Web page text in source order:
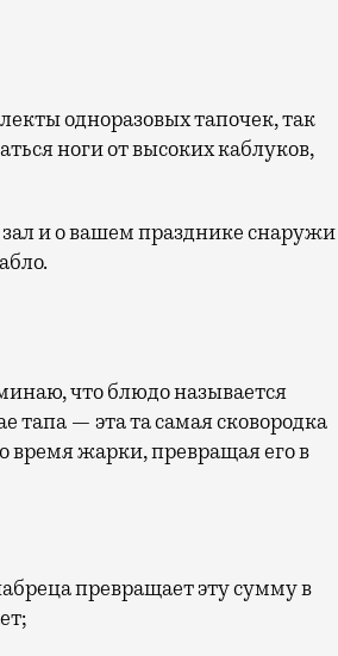
одноразовых тапочек, так
ноги от высоких каблуков,
зал и о вашем празднике снаружи
что блюдо называется
тапа — эта та самая сковородка
время жарки, превращая его в
превращает эту сумму в